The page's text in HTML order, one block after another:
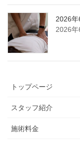
2026年
2026年
トップページ
スタッフ紹介
施術料金